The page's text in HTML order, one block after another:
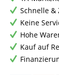
Schnelle &
Keine
Hohe
Kauf auf